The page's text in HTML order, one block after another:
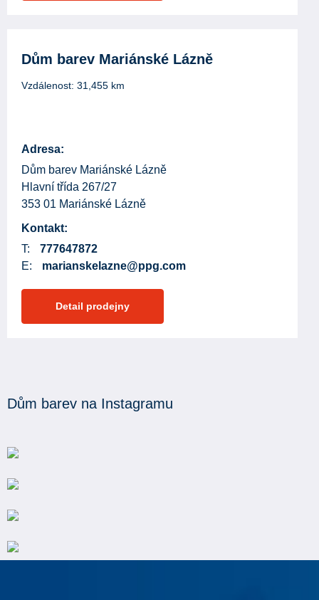
Dům barev Mariánské Lázně
Vzdálenost: 31,455 km
Adresa:
Dům barev Mariánské Lázně
Hlavní třída 267/27
353 01 Mariánské Lázně
Kontakt:
T:
777647872
E:
marianskelazne@ppg.com
Detail prodejny
Dům barev na Instagramu